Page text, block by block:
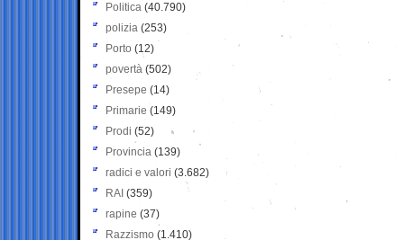
Politica (40.790)
polizia (253)
Porto (12)
povertà (502)
Presepe (14)
Primarie (149)
Prodi (52)
Provincia (139)
radici e valori (3.682)
RAI (359)
rapine (37)
Razzismo (1.410)